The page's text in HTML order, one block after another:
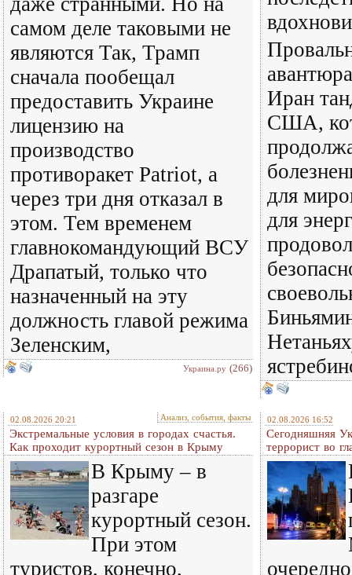
самом деле таковыми не
являются Так, Трамп
сначала пообещал
предоставить Украине
лицензию на
производство
противоракет Patriot, а
через три дня отказал в
этом. Тем временем
главнокомандующий ВСУ
Драпатый, только что
назначенный на эту
должность главой режима
Зеленским,
Украина.ру (266)
Иран
США,
для
для
02.08.2026 20:21 Анализ, события, факты
Экстремальные условия в городах счастья.
Как проходит курортный сезон в Крыму
В Крыму – в
разгаре
курортный сезон.
При этом
туристов, конечно,
02.08.2026 16:52
Сегодняшняя
террорист во